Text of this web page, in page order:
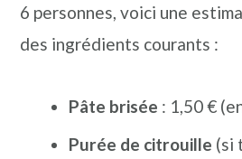
6 personnes, voici une
des ingrédients courants :
Pâte brisée : 1,50 €
Purée de citrouille (si